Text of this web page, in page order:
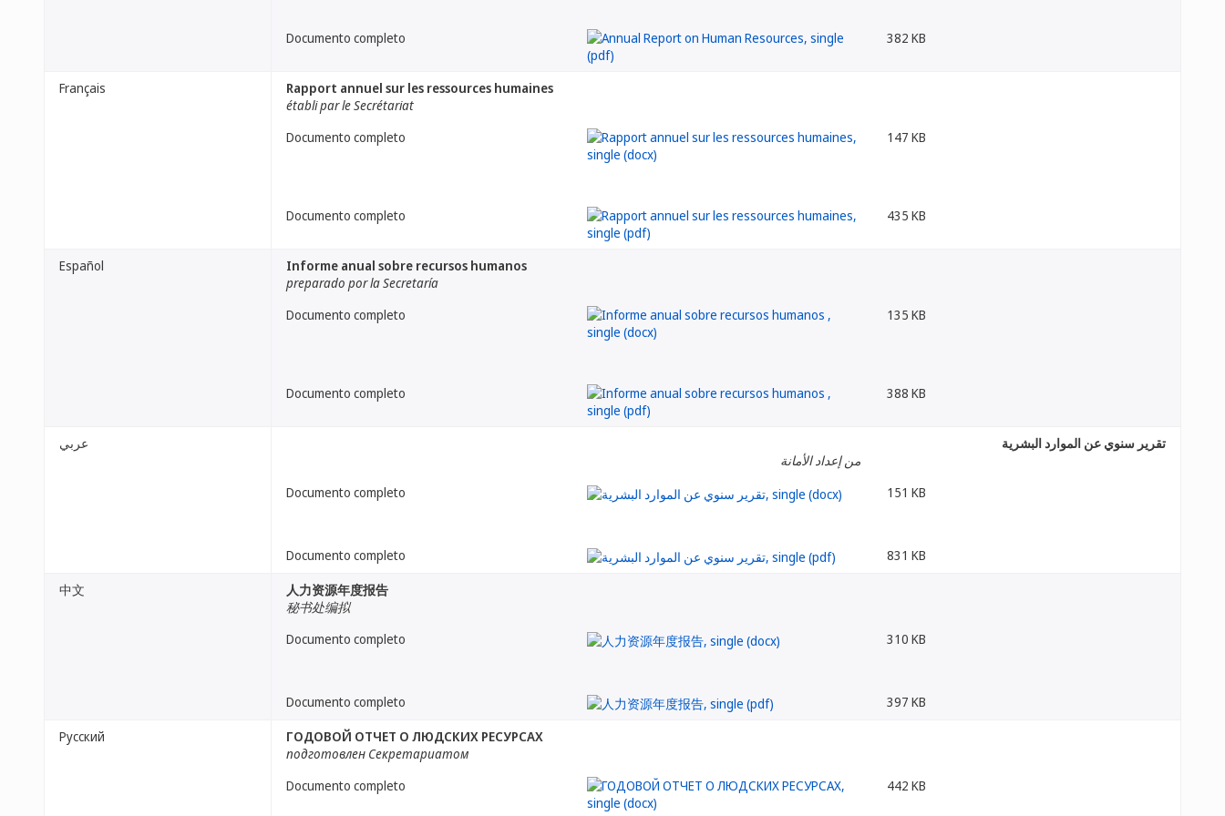
Documento completo 382 KB
Français
Rapport annuel sur les ressources humaines
établi par le Secrétariat
Documento completo
147 KB
Documento completo 435 KB
Español
Informe anual sobre recursos humanos
preparado por la Secretaría
Documento completo
135 KB
Documento completo 388 KB
عربي
تقرير سنوي عن الموارد البشرية
من إعداد الأمانة
Documento completo
151 KB
Documento completo 831 KB
中文
人力资源年度报告
秘书处编拟
Documento completo
310 KB
Documento completo 397 KB
Русский
ГОДОВОЙ ОТЧЕТ О ЛЮДСКИХ РЕСУРСАХ
подготовлен Секретариатом
Documento completo
442 KB